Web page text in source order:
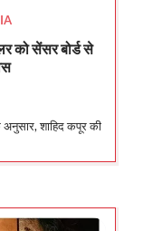
को सेंसर बोर्ड से
अनुसार, शाहिद कपूर की